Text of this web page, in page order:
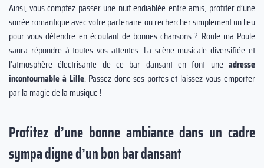
Ainsi, vous comptez passer une nuit endiablée entre amis, profiter d’une
soirée romantique avec votre partenaire ou rechercher simplement un lieu
pour vous détendre en écoutant de bonnes chansons ? Roule ma Poule
saura répondre à toutes vos attentes. La scène musicale diversifiée et
l'atmosphère électrisante de ce bar dansant en font une adresse
incontournable à Lille. Passez donc ses portes et laissez-vous emporter
par la magie de la musique !
Profitez d’une bonne ambiance dans un cadre
sympa digne d’un bon bar dansant